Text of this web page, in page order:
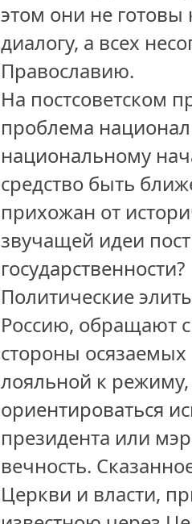
этом они не готовы
диалогу, а всех
Православию.
На постсоветском
проблема
национальному
средство быть
прихожан от
звучащей идеи
государственности?
Политические
Россию, обращают
стороны
лояльной к
ориентироваться
президента или
вечность.
Церкви и власти,